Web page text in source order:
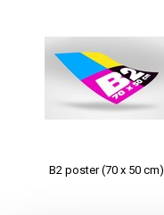
B2 poster (70 x 50 cm)